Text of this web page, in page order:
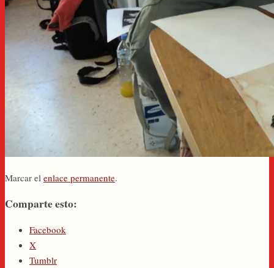
Marcar el enlace permanente.
Comparte esto:
Facebook
X
Tumblr